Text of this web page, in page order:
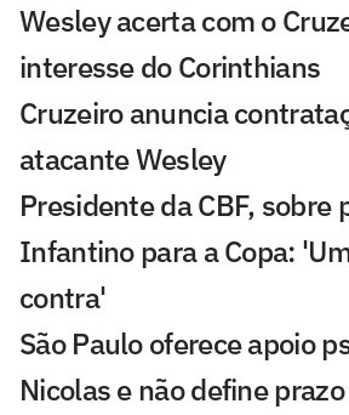
Wesley acerta com o
interesse do Corinthians
Cruzeiro anuncia
atacante Wesley
Presidente da CBF, sobre
Infantino para a Copa:
contra'
São Paulo oferece apoio
Nicolas e não define